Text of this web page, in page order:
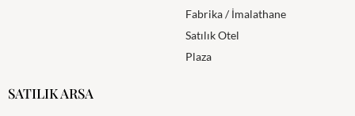
Fabrika / İmalathane
Satılık Otel
Plaza
SATILIK ARSA